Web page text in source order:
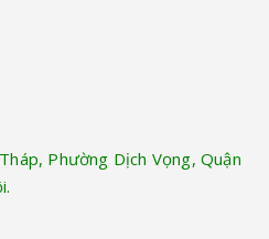
Phường Dịch Vọng, Quận